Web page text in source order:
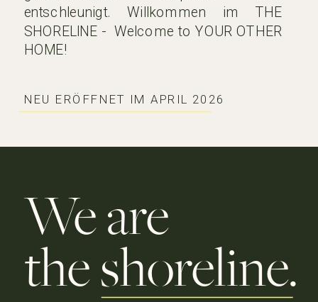
entschleunigt. Willkommen im THE
SHORELINE - Welcome to YOUR OTHER
HOME!
NEU ERÖFFNET IM APRIL 2026
We are
the shoreline.